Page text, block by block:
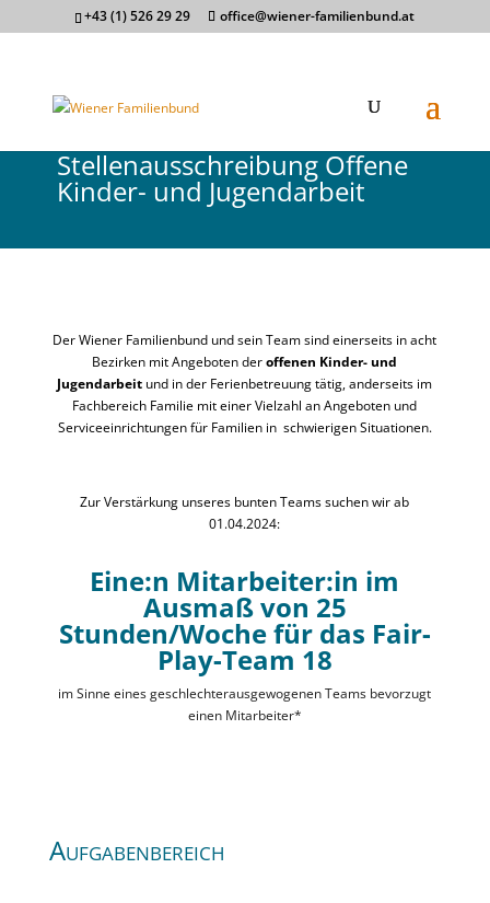
+43 (1) 526 29 29 office@wiener-familienbund.at
Stellenausschreibung Offene
Kinder- und Jugendarbeit
Der Wiener Familienbund und sein Team sind einerseits in acht
Bezirken mit Angeboten deroffenen Kinder- und
Jugendarbeit und in der Ferienbetreuungtätig, anderseits im
Fachbereich Familie mit einer Vielzahl an Angeboten und
Serviceeinrichtungen für Familien in schwierigen Situationen.
Zur Verstärkung unseres bunten Teams suchen wir ab
01.04.2024:
Eine:n Mitarbeiter:in im
Ausmaß von 25
Stunden/Woche für das Fair-
Play-Team 18
im Sinne eines geschlechterausgewogenen Teams bevorzugt
einen Mitarbeiter*
Aufgabenbereich